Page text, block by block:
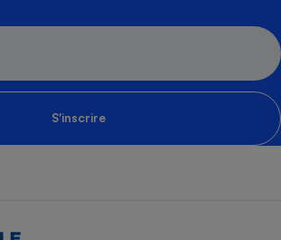
S'inscrire